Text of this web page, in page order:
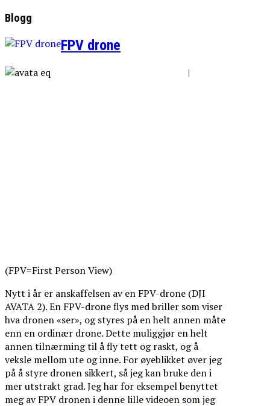
Blogg
FPV drone
|
(FPV=First Person View)
Nytt i år er anskaffelsen av en FPV-drone (DJI
AVATA 2). En FPV-drone flys med briller som viser
hva dronen «ser», og styres på en helt annen måte
enn en ordinær drone. Dette muliggjør en helt
annen tilnærming til å fly tett og raskt, og å
veksle mellom ute og inne. For øyeblikket øver jeg
på å styre dronen sikkert, så jeg kan bruke den i
mer utstrakt grad. Jeg har for eksempel benyttet
meg av FPV dronen i denne lille videoen som jeg